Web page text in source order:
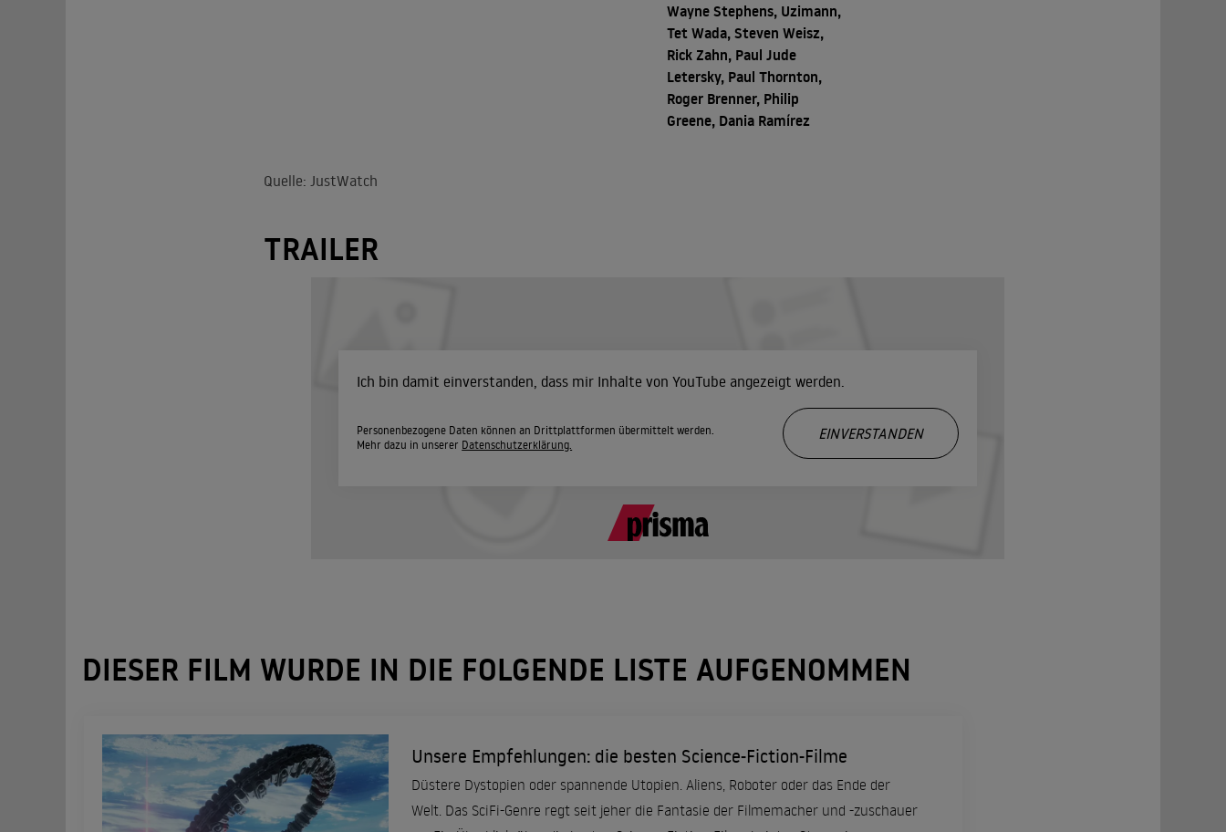
Wayne Stephens, Uzimann,
Tet Wada, Steven Weisz,
Rick Zahn, Paul Jude
Letersky, Paul Thornton,
Roger Brenner, Philip
Greene, Dania Ramírez
Quelle: JustWatch
TRAILER
Ich bin damit einverstanden, dass mir Inhalte von YouTube angezeigt werden.
Personenbezogene Daten können an Drittplattformen übermittelt werden.
Mehr dazu in unserer Datenschutzerklärung.
EINVERSTANDEN
DIESER FILM WURDE IN DIE FOLGENDE LISTE AUFGENOMMEN
Unsere Empfehlungen: die besten Science-Fiction-Filme
Düstere Dystopien oder spannende Utopien. Aliens, Roboter oder das Ende der
Welt. Das SciFi-Genre regt seit jeher die Fantasie der Filmemacher und -zuschauer